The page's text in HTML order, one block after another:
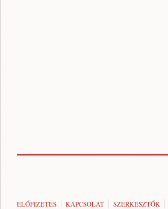
ELŐFIZETÉS KAPCSOLAT SZERKESZTŐK